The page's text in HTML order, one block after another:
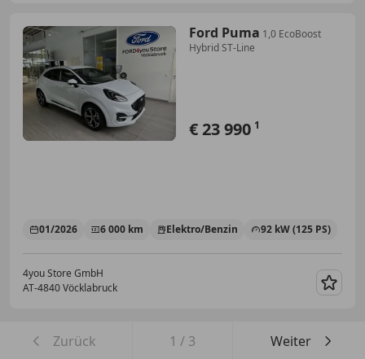
Ford Puma 1,0 EcoBoost
Hybrid ST-Line
€ 23 990 1
01/2026 6 000 km Elektro/Benzin 92 kW (125 PS)
4you Store GmbH
AT-4840 Vöcklabruck
Zurück 1 / 3 Weiter